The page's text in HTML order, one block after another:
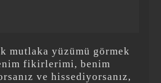
mutlaka yüzümü görmek
fikirlerimi, benim
ve hissediyorsanız,